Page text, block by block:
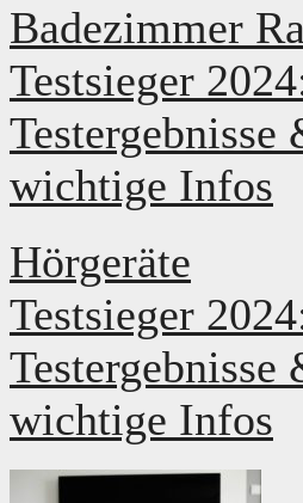
Badezimmer
Testsieger
Testergebnisse
wichtige Infos
Hörgeräte
Testsieger
Testergebnisse
wichtige Infos